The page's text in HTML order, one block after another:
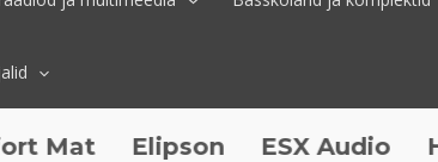
Elipson ESX Audio Helix